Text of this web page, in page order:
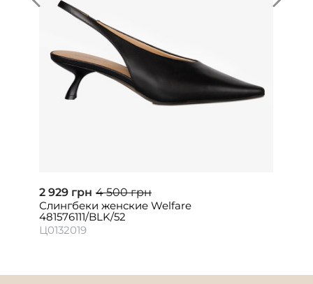
2 929 грн 4 500 грн
Слингбеки женские Welfare
481576111/BLK/52
Ц0132019